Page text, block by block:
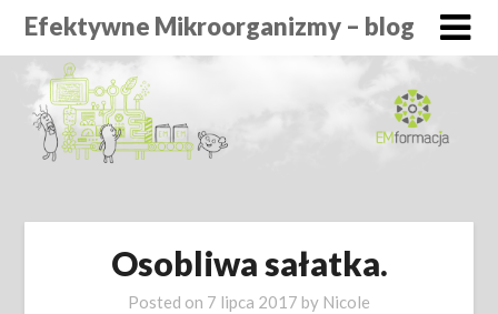
Efektywne Mikroorganizmy – blog
Osobliwa sałatka.
Posted on 7 lipca 2017 by Nicole